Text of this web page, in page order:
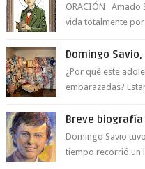
ORACIÓN Amado
vida totalmente por
Domingo
¿Por qué este
embarazadas?
Breve biografía
Domingo Savio
tiempo recorrió un